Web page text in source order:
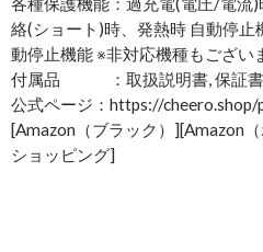
絡(ショート)時、発熱時 自動停止
動停止機能 ※非対応機種もござい
付属品 ：取扱説明書, 保証書
公式ページ：https://
[Amazon（ブラック）][Amazon
ショッピング]